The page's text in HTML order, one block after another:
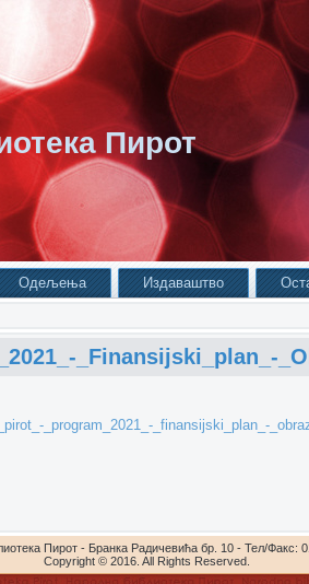
Пирот
Одељења Издаваштво
_Finansijski_plan_-
_program_2021_-_finansijski_plan_-
Пирот - Бранка Радичевића бр. 10 - Тел/Факс:
Copyright © 2016. All Rights Reserved.